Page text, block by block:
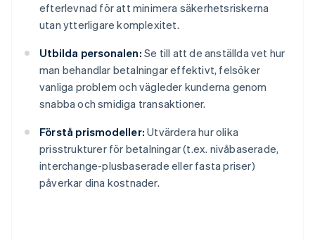
efterlevnad för att minimera säkerhetsriskerna
utan ytterligare komplexitet.
Utbilda personalen: Se till att de anställda vet hur
man behandlar betalningar effektivt, felsöker
vanliga problem och vägleder kunderna genom
snabba och smidiga transaktioner.
Förstå prismodeller: Utvärdera hur olika
prisstrukturer för betalningar (t.ex. nivåbaserade,
interchange-plusbaserade eller fasta priser)
påverkar dina kostnader.